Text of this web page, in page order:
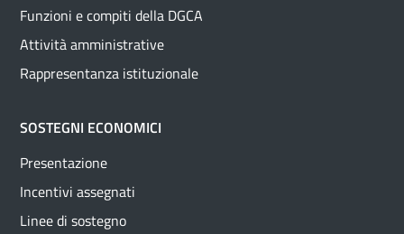
Funzioni e compiti della DGCA
Attività amministrative
Rappresentanza istituzionale
SOSTEGNI ECONOMICI
Presentazione
Incentivi assegnati
Linee di sostegno